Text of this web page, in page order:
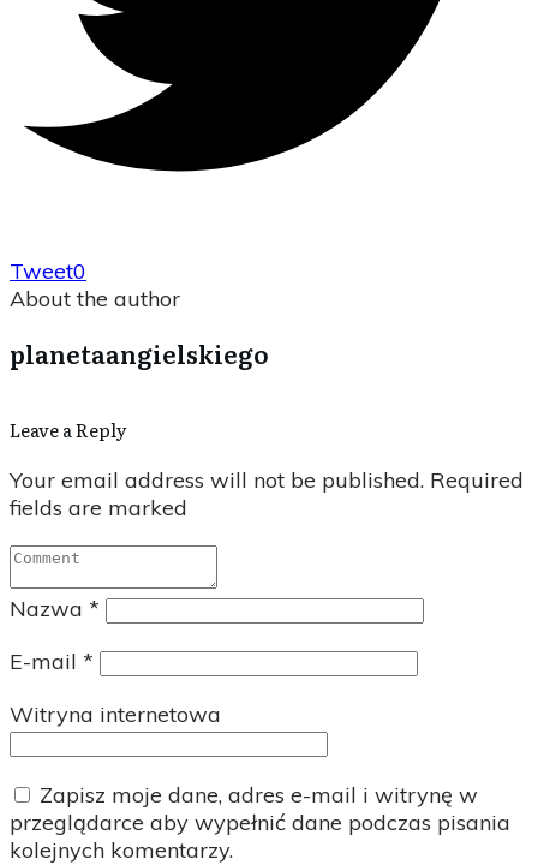
Tweet0
About the author
planetaangielskiego
Leave a Reply
Your email address will not be published. Required
fields are marked
Nazwa *
E-mail *
Witryna internetowa
Zapisz moje dane, adres e-mail i witrynę w
przeglądarce aby wypełnić dane podczas pisania
kolejnych komentarzy.